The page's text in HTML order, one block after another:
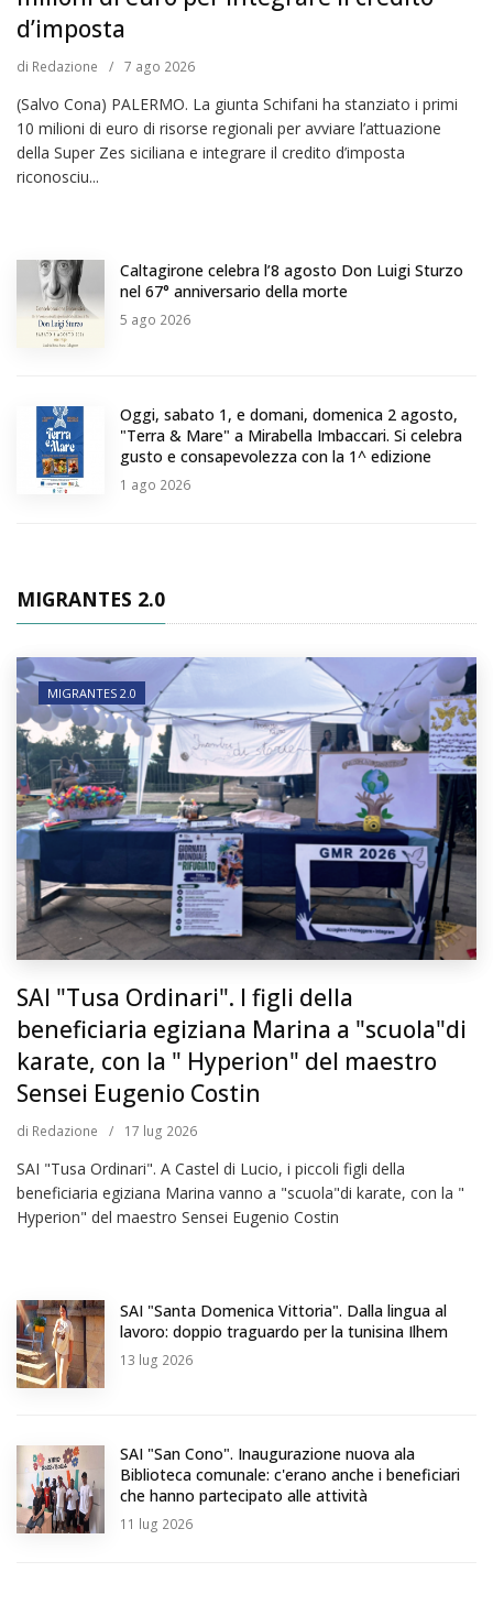
d’imposta
di Redazione / 7 ago 2026
(Salvo Cona) PALERMO. La giunta Schifani ha stanziato i primi
10 milioni di euro di risorse regionali per avviare l’attuazione
della Super Zes siciliana e integrare il credito d’imposta
riconosciu...
Caltagirone celebra l’8 agosto Don Luigi Sturzo
nel 67° anniversario della morte
5 ago 2026
Oggi, sabato 1, e domani, domenica 2 agosto,
"Terra & Mare" a Mirabella Imbaccari. Si celebra
gusto e consapevolezza con la 1^ edizione
1 ago 2026
MIGRANTES 2.0
MIGRANTES 2.0
SAI "Tusa Ordinari". I figli della
beneficiaria egiziana Marina a "scuola"di
karate, con la " Hyperion" del maestro
Sensei Eugenio Costin
di Redazione / 17 lug 2026
SAI "Tusa Ordinari". A Castel di Lucio, i piccoli figli della
beneficiaria egiziana Marina vanno a "scuola"di karate, con la "
Hyperion" del maestro Sensei Eugenio Costin
SAI "Santa Domenica Vittoria". Dalla lingua al
lavoro: doppio traguardo per la tunisina Ilhem
13 lug 2026
SAI "San Cono". Inaugurazione nuova ala
Biblioteca comunale: c'erano anche i beneficiari
che hanno partecipato alle attività
11 lug 2026